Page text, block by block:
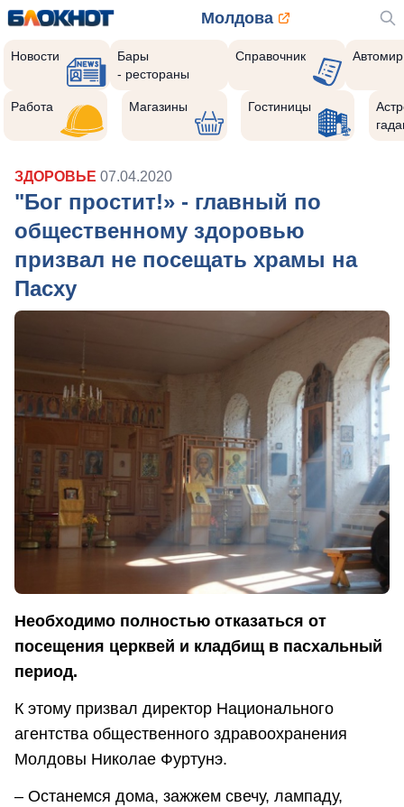
Молдова
Новости
Бары
- рестораны
Справочник Автомир
Работа Магазины Гостиницы
ЗДОРОВЬЕ 07.04.2020
"Бог простит!» - главный по
общественному здоровью
призвал не посещать храмы на
Пасху
Необходимо полностью отказаться от
посещения церквей и кладбищ в пасхальный
период.
К этому призвал директор Национального
агентства общественного здравоохранения
Молдовы Николае Фуртунэ.
– Останемся дома, зажжем свечу, лампаду,